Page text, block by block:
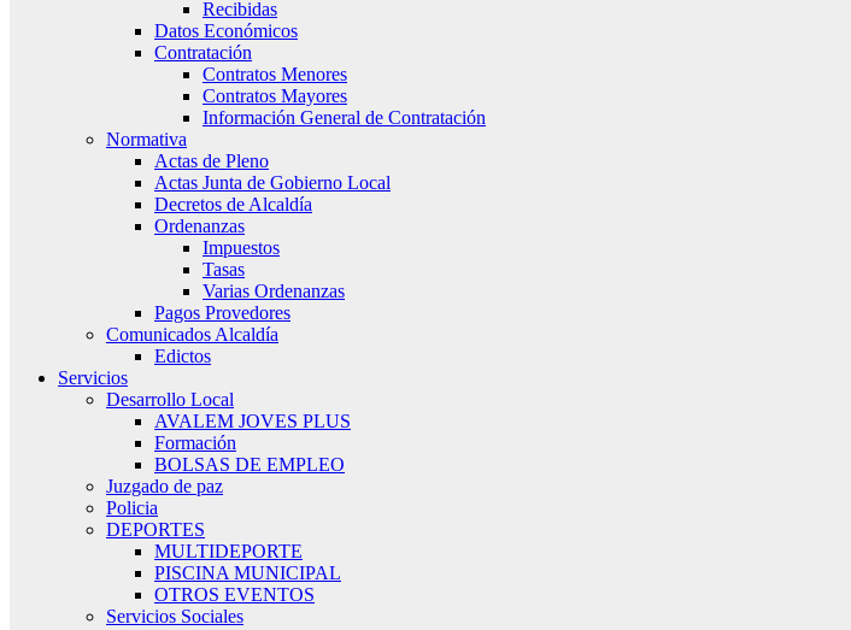
Recibidas
Datos Económicos
Contratación
Contratos Menores
Contratos Mayores
Información General de Contratación
Normativa
Actas de Pleno
Actas Junta de Gobierno Local
Decretos de Alcaldía
Ordenanzas
Impuestos
Tasas
Varias Ordenanzas
Pagos Provedores
Comunicados Alcaldía
Edictos
Servicios
Desarrollo Local
AVALEM JOVES PLUS
Formación
BOLSAS DE EMPLEO
Juzgado de paz
Policia
DEPORTES
MULTIDEPORTE
PISCINA MUNICIPAL
OTROS EVENTOS
Servicios Sociales